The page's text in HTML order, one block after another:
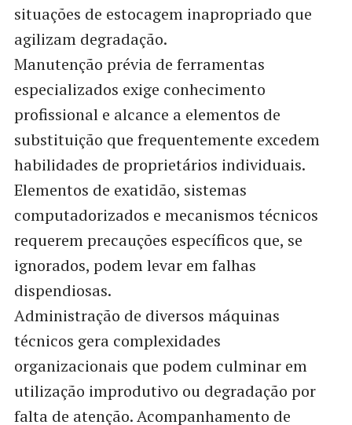
situações de estocagem inapropriado que
agilizam degradação.
Manutenção prévia de ferramentas
especializados exige conhecimento
profissional e alcance a elementos de
substituição que frequentemente excedem
habilidades de proprietários individuais.
Elementos de exatidão, sistemas
computadorizados e mecanismos técnicos
requerem precauções específicos que, se
ignorados, podem levar em falhas
dispendiosas.
Administração de diversos máquinas
técnicos gera complexidades
organizacionais que podem culminar em
utilização improdutivo ou degradação por
falta de atenção. Acompanhamento de